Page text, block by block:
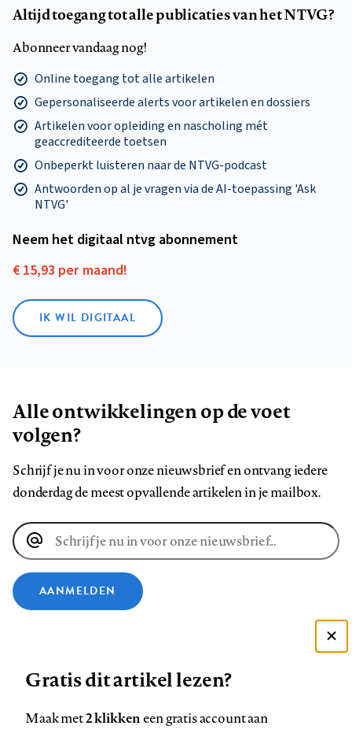
Altijd toegang tot alle publicaties van het NTVG?
Abonneer vandaag nog!
Online toegang tot alle artikelen
Gepersonaliseerde alerts voor artikelen en dossiers
Artikelen voor opleiding en nascholing mét
geaccrediteerde toetsen
Onbeperkt luisteren naar de NTVG-podcast
Antwoorden op al je vragen via de AI-toepassing 'Ask
NTVG'
Neem het digitaal ntvg abonnement
€ 15,93 per maand!
IK WIL DIGITAAL
Alle ontwikkelingen op de voet
volgen?
Schrijf je nu in voor onze nieuwsbrief en ontvang iedere
donderdag de meest opvallende artikelen in je mailbox.
E-
mailadres
AANMELDEN
ons
ons
ons
ons
ons
ons
Zie onze cookie policy
Gratis dit artikel lezen?
Maak met2 klikkeneen gratis account aan